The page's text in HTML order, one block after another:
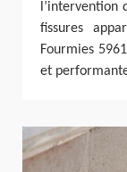
fissures
Fourmies
et